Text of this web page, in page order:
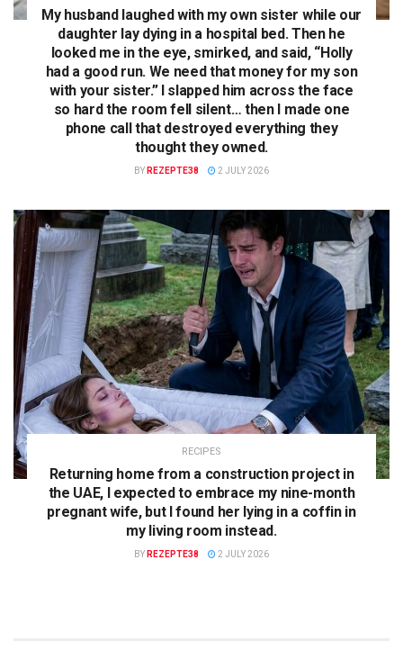
My husband laughed with my own sister while our
daughter lay dying in a hospital bed. Then he
looked me in the eye, smirked, and said, “Holly
had a good run. We need that money for my son
with your sister.” I slapped him across the face
so hard the room fell silent… then I made one
phone call that destroyed everything they
thought they owned.
BY REZEPTE38 2 JULY 2026
RECIPES
Returning home from a construction project in
the UAE, I expected to embrace my nine-month
pregnant wife, but I found her lying in a coffin in
my living room instead.
BY REZEPTE38 2 JULY 2026